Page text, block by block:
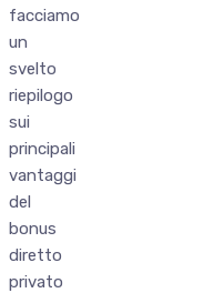
facciamo
un
svelto
riepilogo
sui
principali
vantaggi
del
bonus
diretto
privato